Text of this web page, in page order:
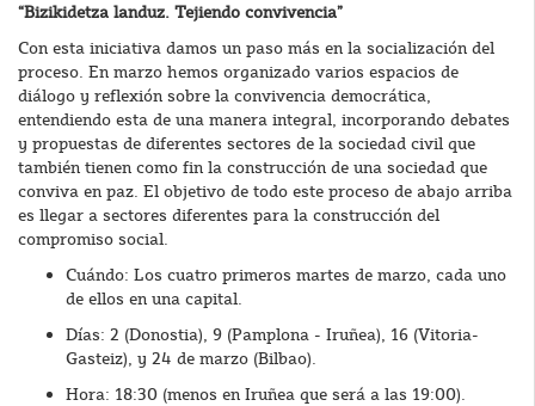
“Bizikidetza landuz. Tejiendo convivencia”
Con esta iniciativa damos un paso más en la socialización del
proceso. En marzo hemos organizado varios espacios de
diálogo y reflexión sobre la convivencia democrática,
entendiendo esta de una manera integral, incorporando debates
y propuestas de diferentes sectores de la sociedad civil que
también tienen como fin la construcción de una sociedad que
conviva en paz. El objetivo de todo este proceso de abajo arriba
es llegar a sectores diferentes para la construcción del
compromiso social.
Cuándo: Los cuatro primeros martes de marzo, cada uno
de ellos en una capital.
Días: 2 (Donostia), 9 (Pamplona - Iruñea), 16 (Vitoria-
Gasteiz), y 24 de marzo (Bilbao).
Hora: 18:30 (menos en Iruñea que será a las 19:00).